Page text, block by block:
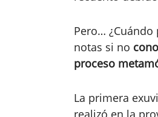
Pero…
notas si no
proceso
La primera